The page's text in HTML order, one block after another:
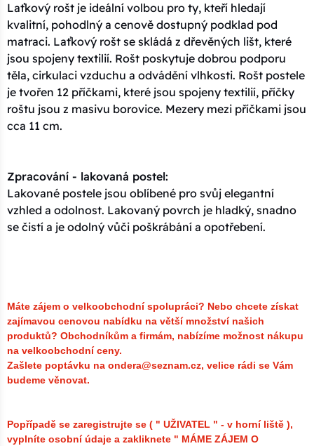
Laťkový rošt je ideální volbou pro ty, kteří hledají
kvalitní, pohodlný a cenově dostupný podklad pod
matraci. Laťkový rošt se skládá z dřevěných lišt, které
jsou spojeny textilií. Rošt poskytuje dobrou podporu
těla, cirkulaci vzduchu a odvádění vlhkosti. Rošt postele
je tvořen 12 příčkami, které jsou spojeny textilií, příčky
roštu jsou z masivu borovice. Mezery mezi příčkami jsou
cca 11 cm.
Zpracování - lakovaná postel:
Lakované postele jsou oblíbené pro svůj elegantní
vzhled a odolnost. Lakovaný povrch je hladký, snadno
se čistí a je odolný vůči poškrábání a opotřebení.
Máte zájem o velkoobchodní spolupráci? Nebo chcete získat
zajímavou cenovou nabídku na větší množství našich
produktů? Obchodníkům a firmám, nabízíme možnost nákupu
na velkoobchodní ceny.
Zašlete poptávku na ondera@seznam.cz, velice rádi se Vám
budeme věnovat.
Popřípadě se zaregistrujte se ( " UŽIVATEL " - v horní liště ),
vyplníte osobní údaje a zakliknete " MÁME ZÁJEM O